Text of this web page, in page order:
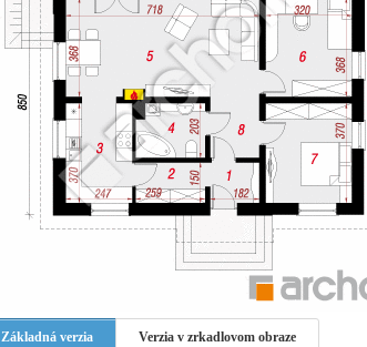
Základná verzia Verzia v zrkadlovom obraze